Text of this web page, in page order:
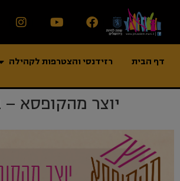
דף הבית רזידנסי והצטרפות לקהילה
יוצר מהקופסא –